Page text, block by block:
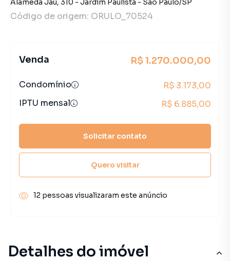
Detalhes do imóvel
Alameda Jaú, 310 - Jardim Paulista - São Paulo/SP
Código de origem: ORULO_70524
Venda R$ 1.270.000,00
Condomínio
R$ 3.173,00
IPTU mensal
R$ 6.885,00
Solicitar contato
Quero visitar
12 pessoas visualizaram este anúncio